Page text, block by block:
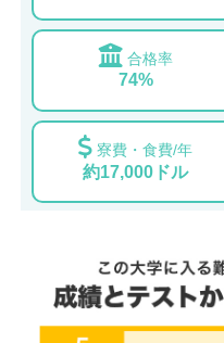
合格率
74%
寮費・食費/年
約17,000ドル